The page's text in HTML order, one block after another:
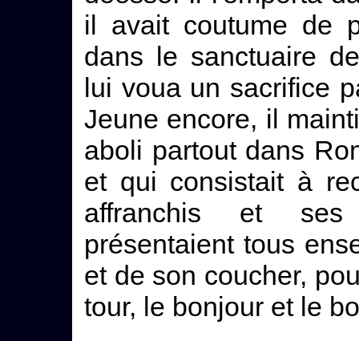
il avait coutume de
dans le sanctuaire
lui voua un sacrifice
Jeune encore, il
aboli partout dans
et qui consistait à
affranchis et
présentaient tous
et de son coucher,
tour, le bonjour et le